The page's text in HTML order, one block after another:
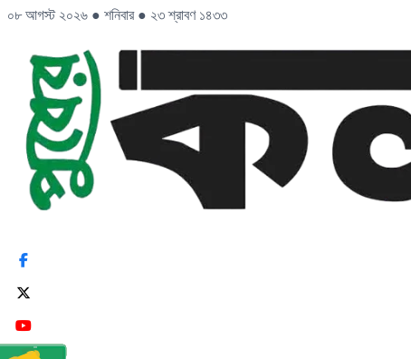
০৮ আগস্ট ২০২৬ ● শনিবার ● ২৩ শ্রাবণ ১৪৩৩